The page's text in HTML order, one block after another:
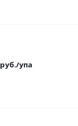
руб./упа